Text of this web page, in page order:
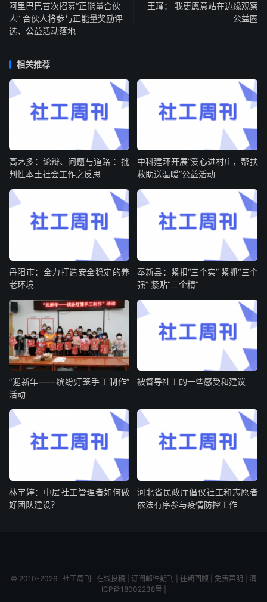
阿里巴巴首次招募“正能量合伙
人” 合伙人将参与正能量奖励评
选、公益活动落地
王瑾： 我更愿意站在边缘观察
公益圈
相关推荐
高艺多：论辩、问题与道路 ：批
判性本土社会工作之反思
中科建环开展“爱心进村庄，帮扶
救助送温暖”公益活动
丹阳市：全力打造安全稳定的养
老环境
奉新县：紧扣“三个实” 紧抓“三个
强” 紧贴“三个精”
“迎新年——缤纷灯笼手工制作”
活动
被督导社工的一些感受和建议
林宇婷：中层社工管理者如何做
好团队建设？
河北省民政厅倡仪社工和志愿者
依法有序参与疫情防控工作
© 2010-2026 社工周刊 在线投稿 订阅邮件期刊 往期回顾 免责声明
滇
ICP备18002238号